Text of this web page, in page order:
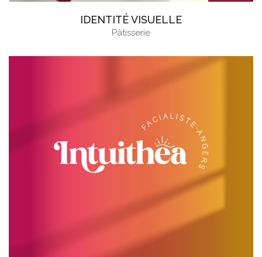
IDENTITÉ VISUELLE
Pâtisserie